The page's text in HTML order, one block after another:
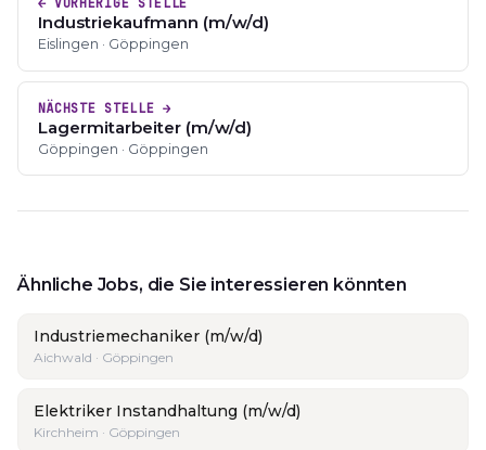
Industriekaufmann (m/w/d)
Eislingen · Göppingen
NÄCHSTE STELLE →
Lagermitarbeiter (m/w/d)
Göppingen · Göppingen
Ähnliche Jobs, die Sie interessieren könnten
Industriemechaniker (m/w/d)
Aichwald · Göppingen
Elektriker Instandhaltung (m/w/d)
Kirchheim · Göppingen